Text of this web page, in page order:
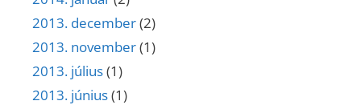
2013. december(2)
2013. november(1)
2013. július(1)
2013. június(1)